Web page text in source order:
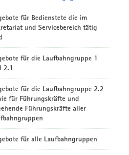
für Bedienstete die im
und Servicebereich tätig
für die Laufbahngruppe 1
2.1
für die Laufbahngruppe 2.2
für Führungskräfte und
Führungskräfte aller
für alle Laufbahngruppen